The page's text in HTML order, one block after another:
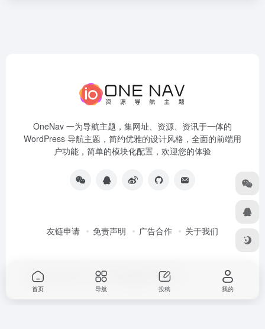
OneNav 一为导航主题，集网址、资源、资讯于一体的
WordPress 导航主题，简约优雅的设计风格，全面的前端用
户功能，简单的模块化配置，欢迎您的体验
友链申请 免责声明 广告合作 关于我们
Copyright © 2026 一为导航 强力驱动
首页 导航 投稿 我的